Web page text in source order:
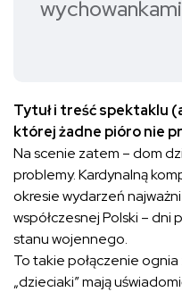
Tytuł i treść spektaklu
której żadne pióro nie
Na scenie zatem – dom
problemy. Kardynalną
okresie wydarzeń
współczesnej Polski –
stanu wojennego.
To takie połączenie
„dzieciaki” mają